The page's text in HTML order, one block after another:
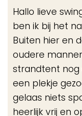
Hallo lieve
ben ik bij het
Buiten hier en
oudere
strandtent nog
een plekje
gelaas niets
heerlijk vrij en